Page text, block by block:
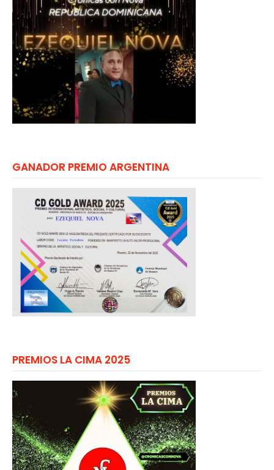
GANADOR PREMIO ARGENTINA
PREMIOS LA CIMA 2025